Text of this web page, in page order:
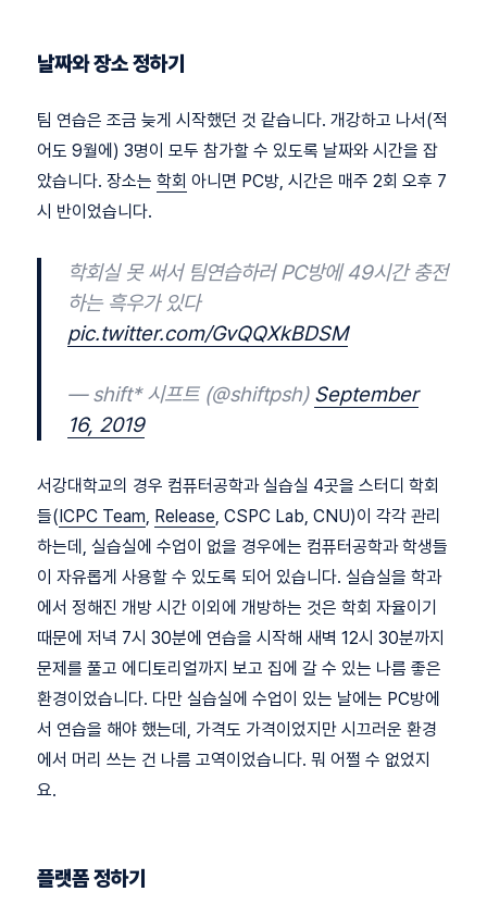
날짜와 장소 정하기
팀 연습은 조금 늦게 시작했던 것 같습니다. 개강하고 나서(적
어도 9월에) 3명이 모두 참가할 수 있도록 날짜와 시간을 잡
았습니다. 장소는학회 아니면 PC방, 시간은 매주 2회 오후 7
시 반이었습니다.
학회실 못 써서 팀연습하러 PC방에 49시간 충전
하는 흑우가 있다
pic.twitter.com/GvQQXkBDSM
— shift* 시프트 (@shiftpsh) September
16, 2019
서강대학교의 경우 컴퓨터공학과 실습실 4곳을 스터디 학회
들( ICPC Team, Release, CSPC Lab, CNU)이 각각 관리
하는데, 실습실에 수업이 없을 경우에는 컴퓨터공학과 학생들
이 자유롭게 사용할 수 있도록 되어 있습니다. 실습실을 학과
에서 정해진 개방 시간 이외에 개방하는 것은 학회 자율이기
때문에 저녁 7시 30분에 연습을 시작해 새벽 12시 30분까지
문제를 풀고 에디토리얼까지 보고 집에 갈 수 있는 나름 좋은
환경이었습니다. 다만 실습실에 수업이 있는 날에는 PC방에
서 연습을 해야 했는데, 가격도 가격이었지만 시끄러운 환경
에서 머리 쓰는 건 나름 고역이었습니다. 뭐 어쩔 수 없었지
요.
플랫폼 정하기